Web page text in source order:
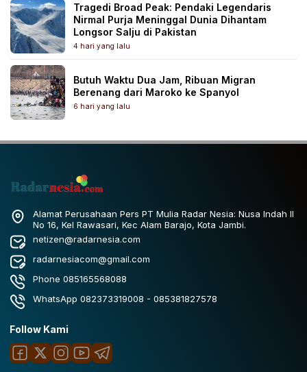
Tragedi Broad Peak: Pendaki Legendaris
Nirmal Purja Meninggal Dunia Dihantam
Longsor Salju di Pakistan
4 hari yang lalu
Butuh Waktu Dua Jam, Ribuan Migran
Berenang dari Maroko ke Spanyol
6 hari yang lalu
Alamat Perusahaan Pers PT Mulia Radar Nesia: Nusa Indah II
No 16, Kel Rawasari, Kec Alam Barajo, Kota Jambi.
netizen@radarnesia.com
radarnesiacom@gmail.com
Phone 085165568088
WhatsApp 082373319008 - 085381827578
Follow Kami